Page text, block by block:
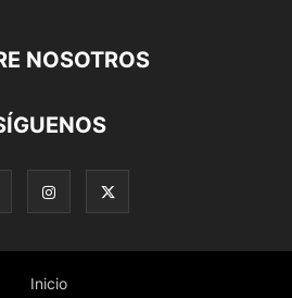
NOSOTROS
Inicio